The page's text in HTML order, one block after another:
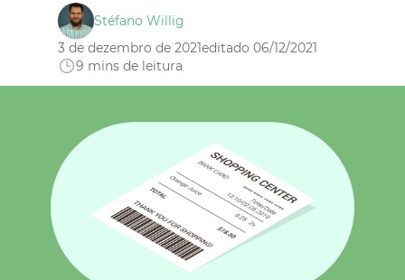
Stéfano Willig
3 de dezembro de 2021editado 06/12/2021
9 mins de leitura